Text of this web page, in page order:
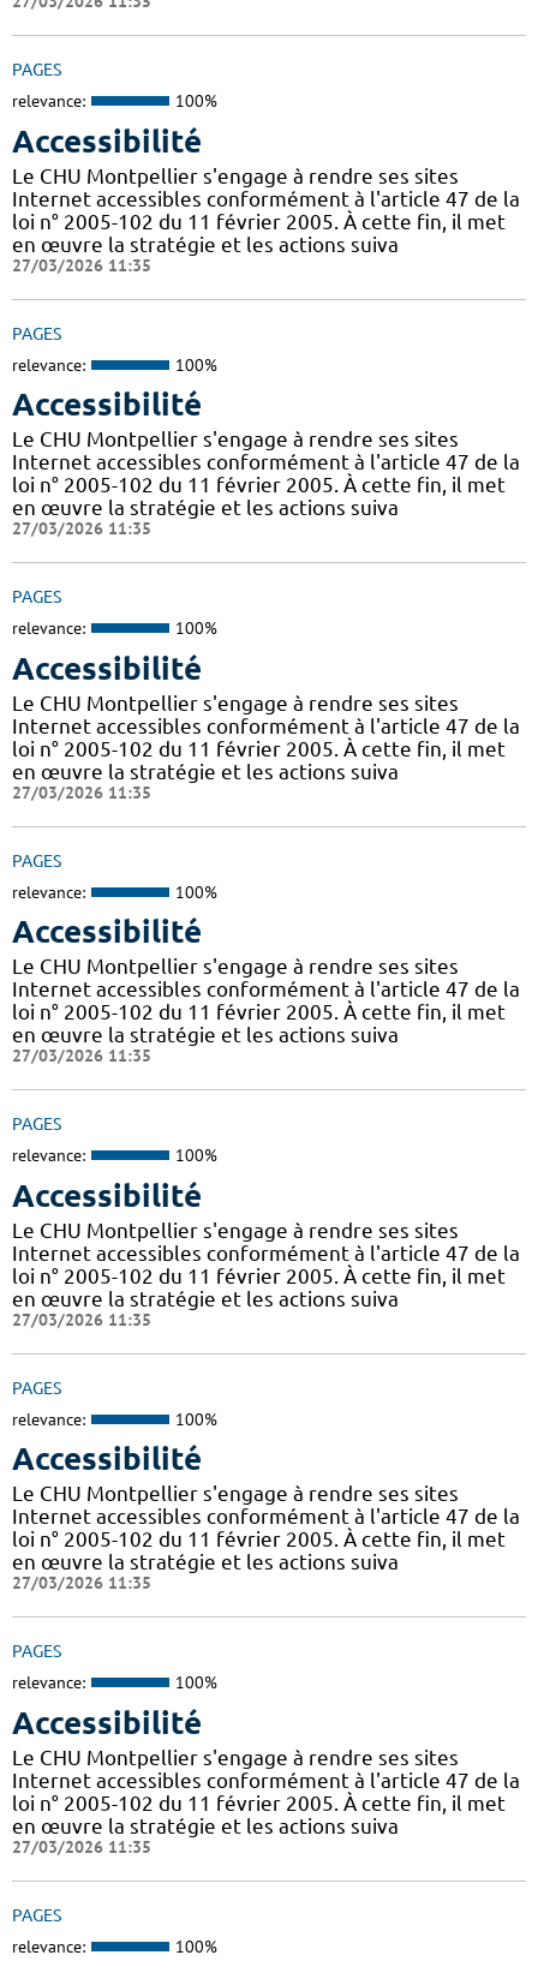
PAGES
relevance: 100%
Accessibilité
Le CHU Montpellier s'engage à rendre ses sites
Internet accessibles conformément à l'article 47 de la
loi n° 2005-102 du 11 février 2005. À cette fin, il met
en œuvre la stratégie et les actions suiva
27/03/2026 11:35
PAGES
relevance: 100%
Accessibilité
Le CHU Montpellier s'engage à rendre ses sites
Internet accessibles conformément à l'article 47 de la
loi n° 2005-102 du 11 février 2005. À cette fin, il met
en œuvre la stratégie et les actions suiva
27/03/2026 11:35
PAGES
relevance: 100%
Accessibilité
Le CHU Montpellier s'engage à rendre ses sites
Internet accessibles conformément à l'article 47 de la
loi n° 2005-102 du 11 février 2005. À cette fin, il met
en œuvre la stratégie et les actions suiva
27/03/2026 11:35
PAGES
relevance: 100%
Accessibilité
Le CHU Montpellier s'engage à rendre ses sites
Internet accessibles conformément à l'article 47 de la
loi n° 2005-102 du 11 février 2005. À cette fin, il met
en œuvre la stratégie et les actions suiva
27/03/2026 11:35
PAGES
relevance: 100%
Accessibilité
Le CHU Montpellier s'engage à rendre ses sites
Internet accessibles conformément à l'article 47 de la
loi n° 2005-102 du 11 février 2005. À cette fin, il met
en œuvre la stratégie et les actions suiva
27/03/2026 11:35
PAGES
relevance: 100%
Accessibilité
Le CHU Montpellier s'engage à rendre ses sites
Internet accessibles conformément à l'article 47 de la
loi n° 2005-102 du 11 février 2005. À cette fin, il met
en œuvre la stratégie et les actions suiva
27/03/2026 11:35
PAGES
relevance: 100%
Accessibilité
Le CHU Montpellier s'engage à rendre ses sites
Internet accessibles conformément à l'article 47 de la
loi n° 2005-102 du 11 février 2005. À cette fin, il met
en œuvre la stratégie et les actions suiva
27/03/2026 11:35
PAGES
relevance: 100%